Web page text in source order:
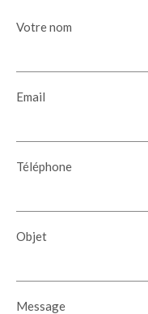
Votre nom
Email
Téléphone
Objet
Message